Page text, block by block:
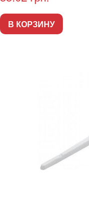
В КОРЗИНУ